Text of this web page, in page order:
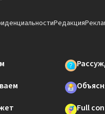
Редакция
Full